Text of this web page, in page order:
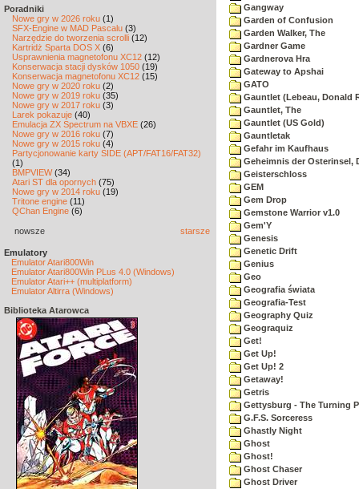
Poradniki
Nowe gry w 2026 roku (1)
SFX-Engine w MAD Pascalu (3)
Narzędzie do tworzenia scrolli (12)
Kartridż Sparta DOS X (6)
Usprawnienia magnetofonu XC12 (12)
Konserwacja stacji dysków 1050 (19)
Konserwacja magnetofonu XC12 (15)
Nowe gry w 2020 roku (2)
Nowe gry w 2019 roku (35)
Nowe gry w 2017 roku (3)
Larek pokazuje (40)
Emulacja ZX Spectrum na VBXE (26)
Nowe gry w 2016 roku (7)
Nowe gry w 2015 roku (4)
Partycjonowanie karty SIDE (APT/FAT16/FAT32)
(1)
BMPVIEW(34)
Atari ST dla opornych (75)
Nowe gry w 2014 roku (19)
Tritone engine (11)
QChan Engine (6)
nowsze starsze
Emulatory
Emulator Atari800Win
Emulator Atari800Win PLus 4.0 (Windows)
Emulator Atari++ (multiplatform)
Emulator Altirra (Windows)
Biblioteka Atarowca
Gangway
Garden of Confusion
Garden Walker, The
Gardner Game
Gardnerova Hra
Gateway to Apshai
GATO
Gauntlet (Lebeau, Donald
Gauntlet, The
Gauntlet (US Gold)
Gauntletak
Gefahr im Kaufhaus
Geheimnis der Osterinsel,
Geisterschloss
GEM
Gem Drop
Gemstone Warrior v1.0
Gem'Y
Genesis
Genetic Drift
Genius
Geo
Geografia świata
Geografia-Test
Geography Quiz
Geograquiz
Get!
Get Up!
Get Up! 2
Getaway!
Getris
Gettysburg - The Turning
G.F.S. Sorceress
Ghastly Night
Ghost
Ghost!
Ghost Chaser
Ghost Driver